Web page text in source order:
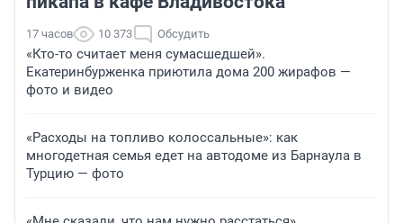
17 часов 10 373 Обсудить
«Кто-то считает меня сумасшедшей».
Екатеринбурженка приютила дома 200 жирафов —
фото и видео
«Расходы на топливо колоссальные»: как
многодетная семья едет на автодоме из Барнаула в
Турцию — фото